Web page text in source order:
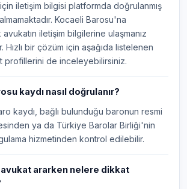
iletişim bilgisi platformda doğrulanmış
Kocaeli Barosu'na
iletişim bilgilerine ulaşmanız
Hızlı bir çözüm için aşağıda listelenen
profillerini de inceleyebilirsiniz.
kaydı nasıl doğrulanır?
kaydı, bağlı bulunduğu baronun resmi
ya da Türkiye Barolar Birliği'nin
hizmetinden kontrol edilebilir.
ararken nelere dikkat